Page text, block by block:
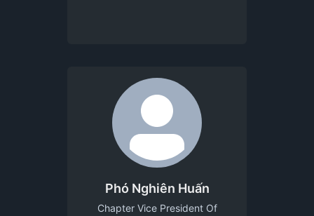
Phó Nghiên Huấn
Chapter Vice President Of